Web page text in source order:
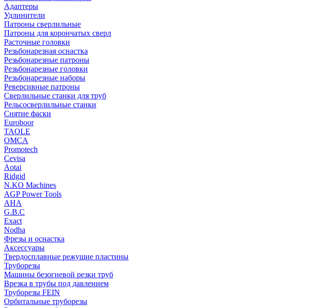
Адаптеры
Удлинители
Патроны сверлильные
Патроны для корончатых сверл
Расточные головки
Резьбонарезная оснастка
Резьбонарезные патроны
Резьбонарезные головки
Резьбонарезные наборы
Реверсивные патроны
Сверлильные станки для труб
Рельсосверлильные станки
Снятие фаски
Euroboor
TAOLE
OMCA
Promotech
Cevisa
Aotai
Ridgid
N.KO Machines
AGP Power Tools
AHA
G.B.C
Exact
Nodha
Фрезы и оснастка
Аксессуары
Твердосплавные режущие пластины
Труборезы
Машины безогневой резки труб
Врезка в трубы под давлением
Труборезы FEIN
Орбитальные труборезы